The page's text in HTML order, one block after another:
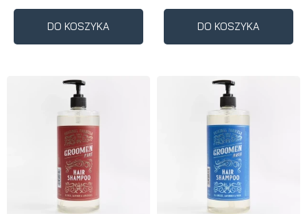
DO KOSZYKA DO KOSZYKA